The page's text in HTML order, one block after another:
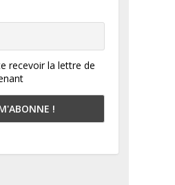
recevoir la lettre de